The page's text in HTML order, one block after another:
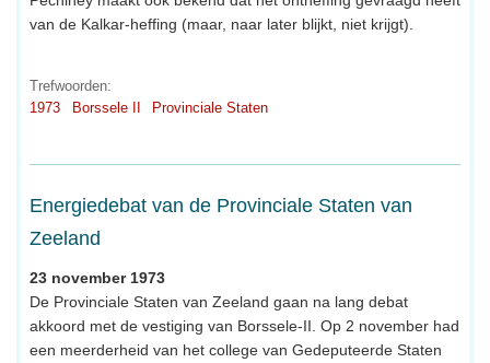
van de Kalkar-heffing (maar, naar later blijkt, niet krijgt).
Trefwoorden:
1973
Borssele II Provinciale Staten
Energiedebat van de Provinciale Staten van
Zeeland
23 november 1973
De Provinciale Staten van Zeeland gaan na lang debat
akkoord met de vestiging van Borssele-II. Op 2 november had
een meerderheid van het college van Gedeputeerde Staten